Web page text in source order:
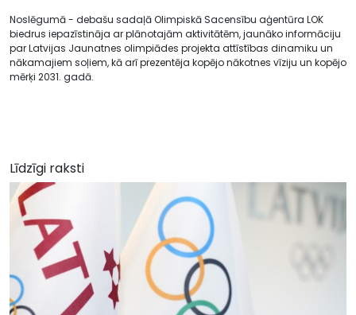
Noslēgumā - debašu sadaļā Olimpiskā Sacensību aģentūra LOK
biedrus iepazīstināja ar plānotajām aktivitātēm, jaunāko informāciju
par Latvijas Jaunatnes olimpiādes projekta attīstības dinamiku un
nākamajiem soļiem, kā arī prezentēja kopējo nākotnes vīziju un kopējo
mērķi 2031. gadā.
Līdzīgi raksti